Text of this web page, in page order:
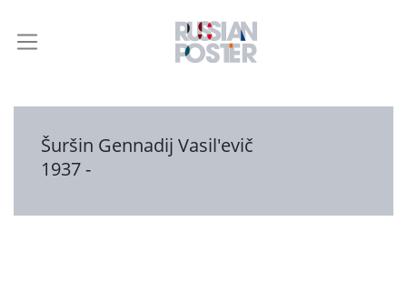
Šuršin Gennadij Vasil'evič
1937 -